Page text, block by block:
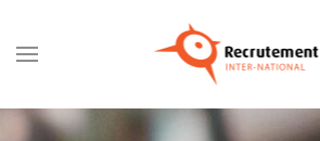
Passer au contenu principal